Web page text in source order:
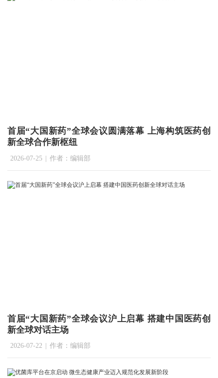
首届“大国新药”全球会议圆满落幕 上海构筑医药创
新全球合作新枢纽
2026-07-25 | 作者：编辑部
首届“大国新药”全球会议沪上启幕 搭建中国医药创
新全球对话主场
2026-07-22 | 作者：编辑部